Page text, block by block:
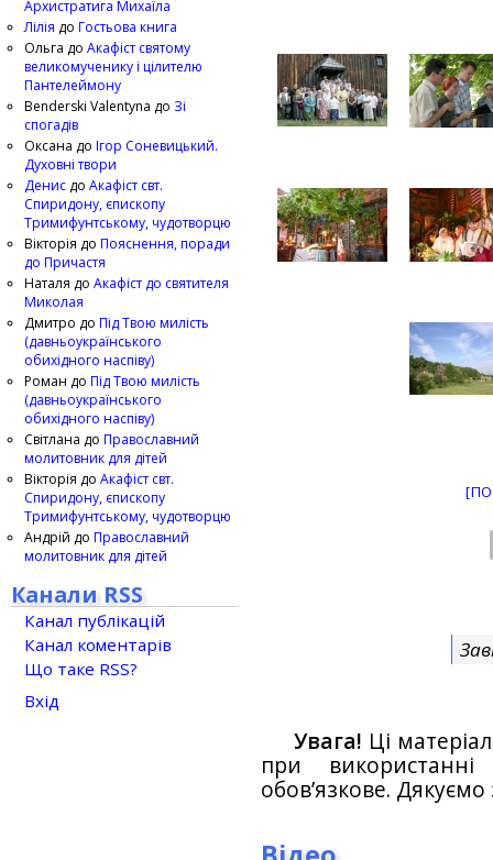
Увага! Ці
при
обов’язкове.
Архистратига Михаїла
Лілія до Гостьова книга
Ольга до Акафіст святому
великомученику і цілителю
Пантелеймону
Benderski Valentyna до Зі
спогадів
Оксана до Ігор Соневицький.
Духовні твори
Денис до Акафіст свт.
Спиридону, єпископу
Тримифунтському, чудотворцю
Вікторія до Пояснення, поради
до Причастя
Наталя до Акафіст до святителя
Миколая
Дмитро до Під Твою милість
(давньоукраїнського
обихідного наспіву)
Роман до Під Твою милість
(давньоукраїнського
обихідного наспіву)
Світлана до Православний
молитовник для дітей
Вікторія до Акафіст свт.
Спиридону, єпископу
Тримифунтському, чудотворцю
Андрій до Православний
молитовник для дітей
Канали RSS
Канал публікацій
Канал коментарів
Що таке RSS?
Вхід